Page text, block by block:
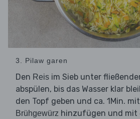
3. Pilaw garen
Den Reis im Sieb unter
abspülen, bis das Wasser klar
den Topf geben und ca. 1Min.
Brühgewürz hinzufügen und mit